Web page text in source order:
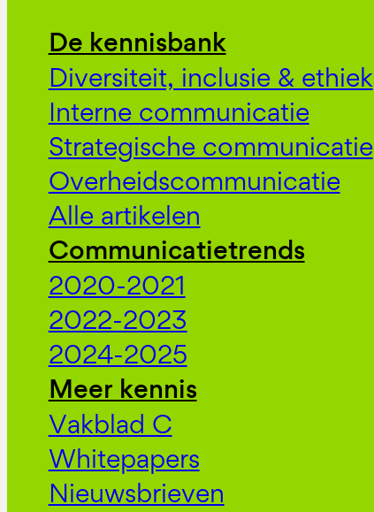
De kennisbank
Diversiteit, inclusie & ethiek
Interne communicatie
Strategische communicatie
Overheidscommunicatie
Alle artikelen
Communicatietrends
2020-2021
2022-2023
2024-2025
Meer kennis
Vakblad C
Whitepapers
Nieuwsbrieven